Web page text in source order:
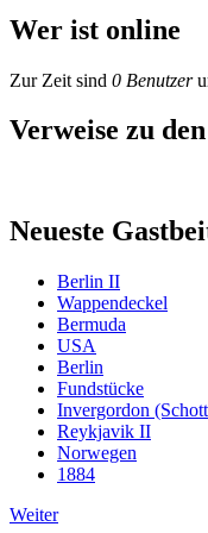
Wer ist online
Zur Zeit sind 0 Benutzer
Verweise zu
Neueste
Berlin II
Wappendeckel
Bermuda
USA
Berlin
Fundstücke
Invergordon
Reykjavik II
Norwegen
1884
Weiter